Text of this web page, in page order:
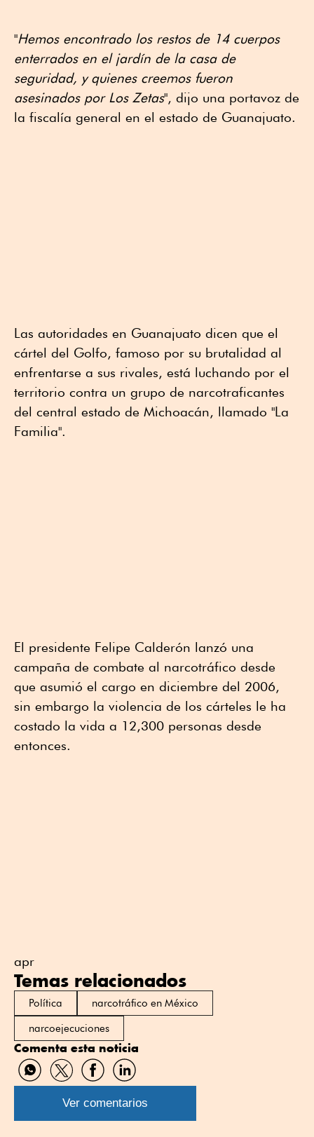
"Hemos encontrado los restos de 14 cuerpos
enterrados en el jardín de la casa de
seguridad, y quienes creemos fueron
asesinados por Los Zetas", dijo una portavoz de
la fiscalía general en el estado de Guanajuato.
Las autoridades en Guanajuato dicen que el
cártel del Golfo, famoso por su brutalidad al
enfrentarse a sus rivales, está luchando por el
territorio contra un grupo de narcotraficantes
del central estado de Michoacán, llamado "La
Familia".
El presidente Felipe Calderón lanzó una
campaña de combate al narcotráfico desde
que asumió el cargo en diciembre del 2006,
sin embargo la violencia de los cárteles le ha
costado la vida a 12,300 personas desde
entonces.
apr
Temas relacionados
Política
narcotráfico en México
narcoejecuciones
Comenta esta noticia
Compartir
por
WhatsApp
Compartir
por
Twitter
Compartir
por
Facebook
Compartir
por
Linkedin
Ver comentarios